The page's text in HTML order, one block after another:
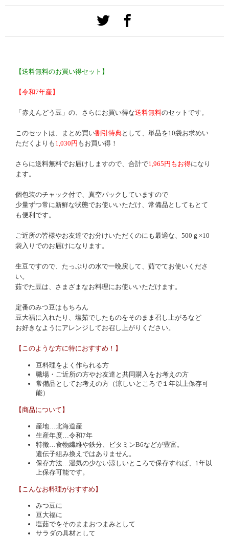
【送料無料のお買い得セット】
【令和7年産】
「赤えんどう豆」の、さらにお買い得な送料無料のセットです。
このセットは、まとめ買い割引特典として、単品を10袋お求めい
ただくよりも 1,030円 もお買い得！
さらに送料無料でお届けしますので、合計で1,965円もお得になり
ます。
個包装のチャック付で、真空パックしていますので
少量ずつ常に新鮮な状態でお使いいただけ、常備品としてもとて
も便利です。
ご近所の皆様やお友達でお分けいただくのにも最適な、500ｇ×10
袋入りでのお届けになります。
生豆ですので、たっぷりの水で一晩戻して、茹でてお使いくださ
い。
茹でた豆は、さまざまなお料理にお使いいただけます。
定番のみつ豆はもちろん
豆大福に入れたり、塩茹でしたものをそのまま召し上がるなど
お好きなようにアレンジしてお召し上がりください。
【このような方に特におすすめ！】
豆料理をよく作られる方
職場・ご近所の方やお友達と共同購入をお考えの方
常備品としてお考えの方（涼しいところで１年以上保存可
能）
【商品について】
産地…北海道産
生産年度…令和7年
特徴…食物繊維や鉄分、ビタミンB6などが豊富。
遺伝子組み換えではありません。
保存方法…湿気の少ない涼しいところで保存すれば、1年以
上保存可能です。
【こんなお料理がおすすめ】
みつ豆に
豆大福に
塩茹でをそのままおつまみとして
サラダの具材として